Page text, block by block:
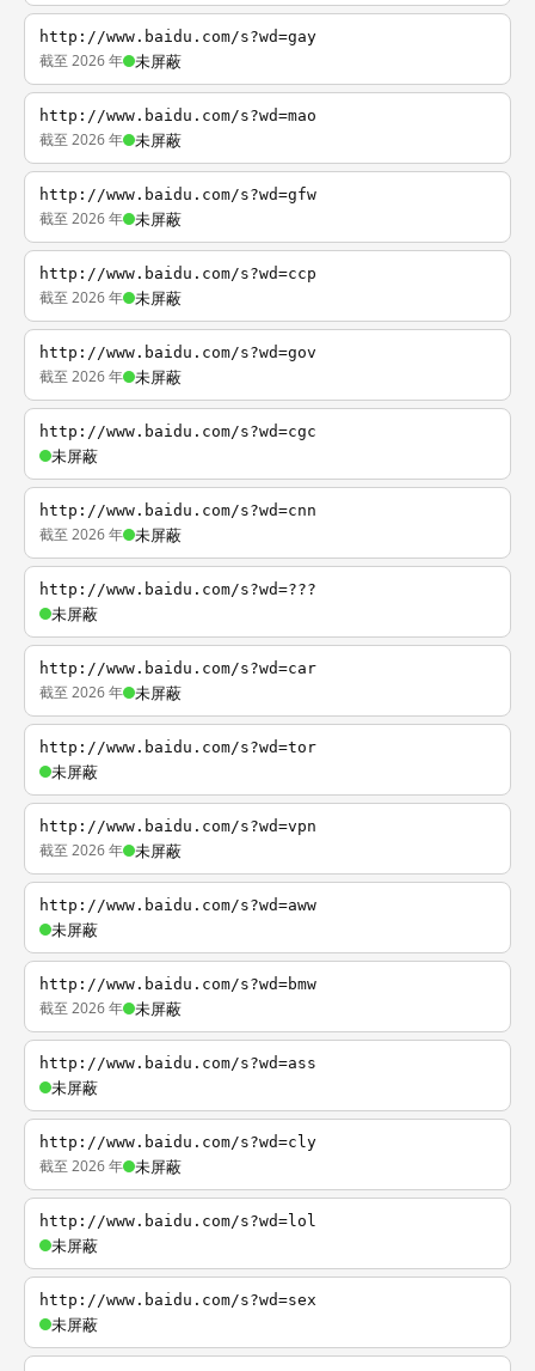
http://www.baidu.com/s?wd=gay
截至 2026 年 未屏蔽
http://www.baidu.com/s?wd=mao
截至 2026 年 未屏蔽
http://www.baidu.com/s?wd=gfw
截至 2026 年 未屏蔽
http://www.baidu.com/s?wd=ccp
截至 2026 年 未屏蔽
http://www.baidu.com/s?wd=gov
截至 2026 年 未屏蔽
http://www.baidu.com/s?wd=cgc
未屏蔽
http://www.baidu.com/s?wd=cnn
截至 2026 年 未屏蔽
http://www.baidu.com/s?wd=???
未屏蔽
http://www.baidu.com/s?wd=car
截至 2026 年 未屏蔽
http://www.baidu.com/s?wd=tor
未屏蔽
http://www.baidu.com/s?wd=vpn
截至 2026 年 未屏蔽
http://www.baidu.com/s?wd=aww
未屏蔽
http://www.baidu.com/s?wd=bmw
截至 2026 年 未屏蔽
http://www.baidu.com/s?wd=ass
未屏蔽
http://www.baidu.com/s?wd=cly
截至 2026 年 未屏蔽
http://www.baidu.com/s?wd=lol
未屏蔽
http://www.baidu.com/s?wd=sex
未屏蔽